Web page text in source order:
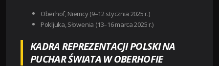
Oberhof, Niemcy (9–12 stycznia 2025 r.)
Pokljuka, Słowenia (13–16 marca 2025 r.)
KADRA REPREZENTACJI POLSKI NA
PUCHAR ŚWIATA W OBERHOFIE